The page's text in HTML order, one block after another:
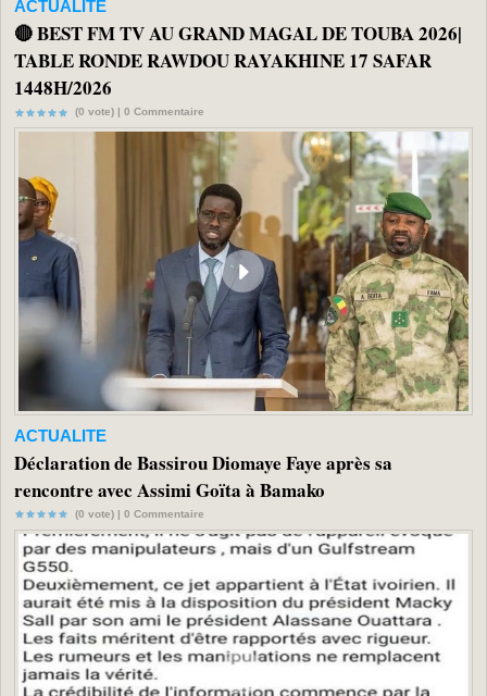
ACTUALITE
🔴 BEST FM TV AU GRAND MAGAL DE TOUBA 2026|
TABLE RONDE RAWDOU RAYAKHINE 17 SAFAR
1448H/2026
(0 vote) | 0 Commentaire
ACTUALITE
Déclaration de Bassirou Diomaye Faye après sa
rencontre avec Assimi Goïta à Bamako
(0 vote) | 0 Commentaire